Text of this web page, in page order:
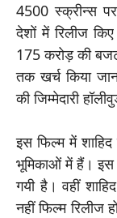
4500 स्क्रीन्स
देशों में रिलीज
175 करोड़ की
तक खर्च किया
की जिम्मेदारी
इस फिल्म में
भूमिकाओं में हैं। इस
गयी है। वहीं
नहीं फिल्म रिलीज